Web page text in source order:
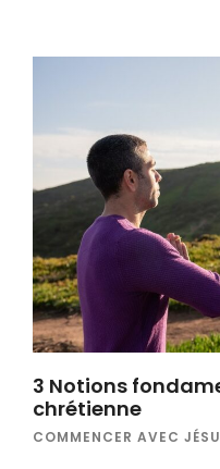
3 Notions
chrétienne
COMMENCER AVEC